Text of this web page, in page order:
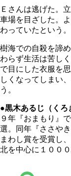
Ｅさんは逃げた。
車場を目ざした。
わっていたという。
樹海での自殺を諦
わらず生活は苦し
で目にした衣服を
しくなってしまい
う。
●黒木あるじ（くろ
９年『おまもり』
選。同年『ささや
まわし賞を受賞し
北を中心に１００